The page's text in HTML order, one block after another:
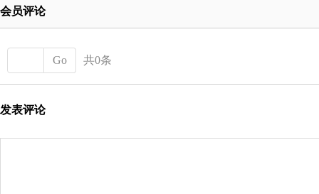
会员评论
Go 共0条
发表评论